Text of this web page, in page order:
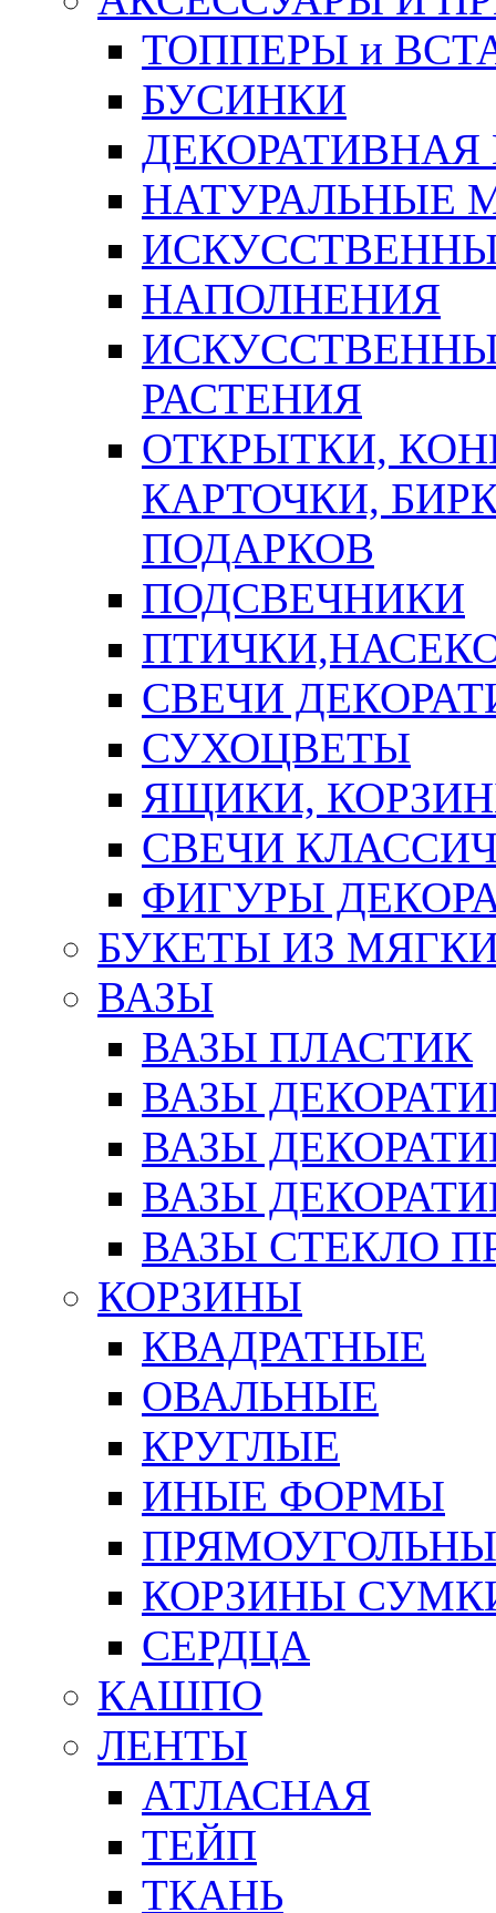
ТОППЕРЫ и
БУСИНКИ
ДЕКОРАТИВНАЯ
НАТУРАЛЬНЫЕ
НАПОЛНЕНИЯ
РАСТЕНИЯ
ОТКРЫТКИ,
КАРТОЧКИ,
ПОДАРКОВ
ПОДСВЕЧНИКИ
СВЕЧИ
СУХОЦВЕТЫ
ЯЩИКИ,
СВЕЧИ
ФИГУРЫ
БУКЕТЫ ИЗ
ВАЗЫ
ВАЗЫ ПЛАСТИК
ВАЗЫ
ВАЗЫ
ВАЗЫ
ВАЗЫ СТЕКЛО
КОРЗИНЫ
КВАДРАТНЫЕ
ОВАЛЬНЫЕ
КРУГЛЫЕ
ИНЫЕ ФОРМЫ
КОРЗИНЫ
СЕРДЦА
КАШПО
ЛЕНТЫ
АТЛАСНАЯ
ТЕЙП
ТКАНЬ